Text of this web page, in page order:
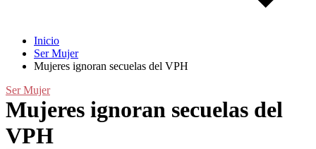
Inicio
Ser Mujer
Mujeres ignoran secuelas del VPH
Ser Mujer
Mujeres ignoran secuelas del
VPH